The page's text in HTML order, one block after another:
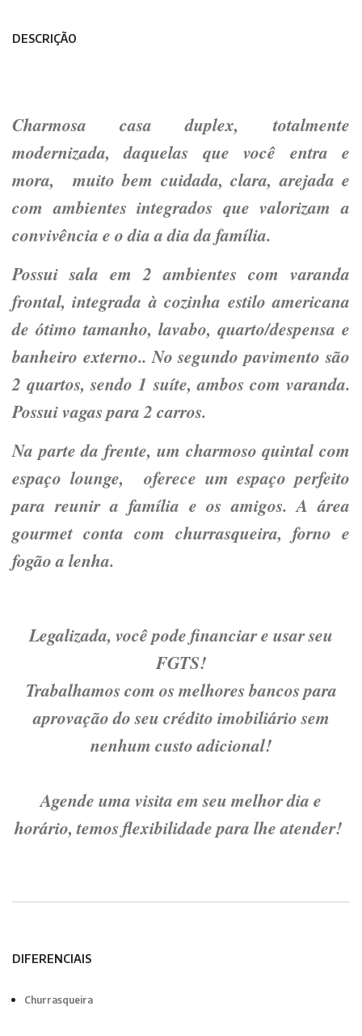
DESCRIÇÃO
Charmosa casa duplex, totalmente
modernizada, daquelas que você entra e
mora,
muito bem cuidada, clara, arejada e
com ambientes integrados que valorizam a
convivência e o dia a dia da família.
Possui sala em 2 ambientes com varanda
frontal, integrada à cozinha estilo americana
de ótimo tamanho, lavabo, quarto/despensa e
banheiro externo.. No segundo pavimento são
2 quartos, sendo 1 suíte, ambos com varanda.
Possui vagas para 2 carros.
Na parte da frente, um charmoso quintal com
espaço lounge, oferece um espaço perfeito
para reunir a família e os amigos. A área
gourmet conta com churrasqueira, forno e
fogão a lenha.
Legalizada, você pode financiar e usar seu
FGTS!
Trabalhamos com os melhores bancos para
aprovação do seu crédito imobiliário sem
nenhum custo adicional!
Agende uma visita em seu melhor dia e
horário, temos flexibilidade para lhe atender!
DIFERENCIAIS
Churrasqueira